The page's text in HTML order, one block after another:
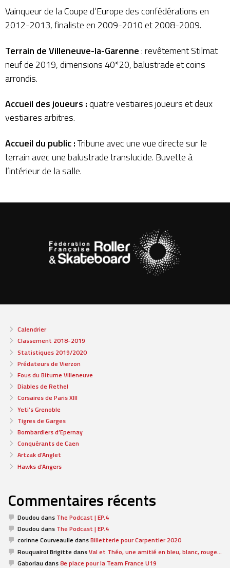
Vainqueur de la Coupe d’Europe des confédérations en
2012-2013, finaliste en 2009-2010 et 2008-2009.
Terrain de Villeneuve-la-Garenne: revêtement Stilmat
neuf de 2019, dimensions 40*20, balustrade et coins
arrondis.
Accueil des joueurs :quatre vestiaires joueurs et deux
vestiaires arbitres.
Accueil du public :Tribune avec une vue directe sur le
terrain avec une balustrade translucide. Buvette à
l’intérieur de la salle.
Calendrier
Classement 2018-2019
Statistiques 2019/2020
Prédateurs de Vierzon
Fous du Bitume Villeneuve
Diables de Rethel
Corsaires de Paris XIII
Yeti’s Grenoble
Tigres de Garges
Bombardiers d’Epernay
Conquérants de Caen
Artzak d’Anglet
Hawks d’Angers
Commentaires récents
Doudou dans The Podcast | EP.4
Doudou dans The Podcast | EP.4
corinne CourveaulledansBilletterie pour Carpentier 2020
Rouquairol BrigittedansVal et Théo, une amitié en bleu, blanc, rouge…
Gaboriau dans8e place pour la Team France U19